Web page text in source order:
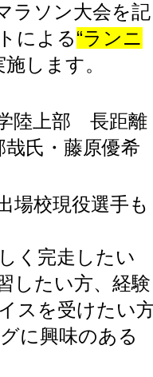
ラソン大会を記
による“ランニ
施します。
陸上部 長距離
氏・藤原優希
場校現役選手も
く完走したい
したい方、経験
スを受けたい
に興味のある